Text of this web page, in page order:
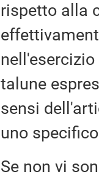
rispetto alla
talune
sensi
uno
Se non vi